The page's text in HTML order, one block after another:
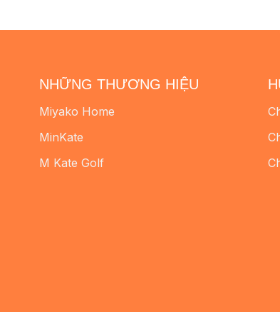
NHỮNG THƯƠNG HIỆU
Miyako Home
MinKate
M Kate Golf